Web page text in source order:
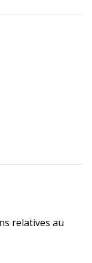
relatives au